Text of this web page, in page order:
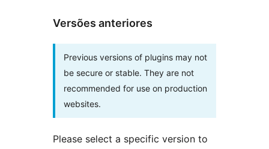
Versões anteriores
Previous versions of plugins may not
be secure or stable. They are not
recommended for use on production
websites.
Please select a specific version to